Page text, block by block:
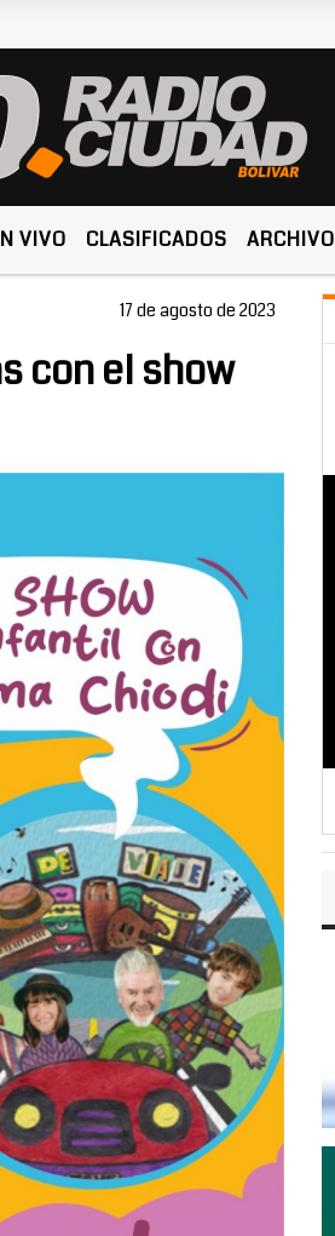
VIVO CLASIFICADOS ARCHIVO
17 de agosto de 2023
con el show